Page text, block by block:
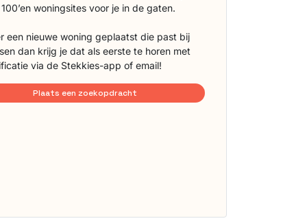
woningsites voor je in de gaten.
een nieuwe woning geplaatst die past bij
dan krijg je dat als eerste te horen met
via de Stekkies-app of email!
Plaats een zoekopdracht